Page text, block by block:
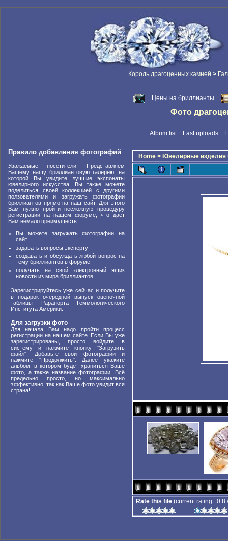
Король драгоценных камней >
Цены на бриллианты
Фото
Album list:: Last uploads::
Правило добавления фотографий
Уважаемые посетители! Представляем
Вашему нашу бриллиантовую галерею, на
которой Вы увидите лучшие экспонаты
ювелирного искусства. Вы также можете
поделиться своей коллекцией с другими
ползователями и загружать фотографии
бриллиантов прямо на наш сайт. Для этого
Вам нужно пройти несложную процедуру
регистрации на нашем форуме, что дает
Вам немало преимуществ:
Вы можете загружать фотографии на
сайт
задавать вопросы эксперту
создавать и обсуждать любой вопрос на
тему бриллиантов в форуме
получать на свой электронный ящик
новости из мира бриллиантов
Зарегистрируйтесь уже сейчас и получите
в подарок очередной выпуск оценочной
таблицы Рарапорта Геммологического
Института Америки.
Для загрузки фото
Для начала Вам надо пройти процесс
регистрации на нашем сайте. Если Вы уже
зарегистрированы, просто войдите в
систему и нажмите кнопку "Загрузить
файл". Добавьте свои фотографии и
нажмите "Продолжить". Далее укажите
альбом, в котором будет храниться Ваше
фото, а также название фотографии. Всё
предельно просто, но максимально
эффективно, так как Ваше фото увидит вся
страна!
Home > Ювелирные изделия
Rate this file (current rating : 0.8